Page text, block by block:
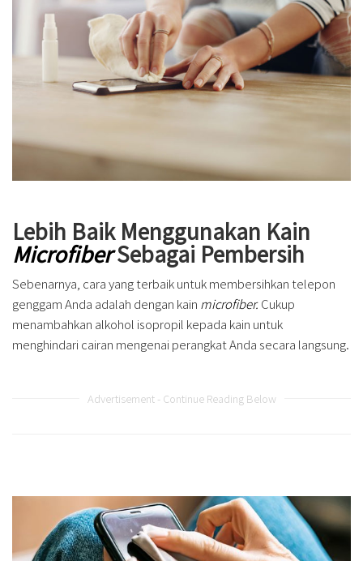
Lebih Baik Menggunakan Kain
MicrofiberSebagai Pembersih
Sebenarnya, cara yang terbaik untuk membersihkan telepon
genggam Anda adalah dengan kain microfiber.Cukup
menambahkan alkohol isopropil kepada kain untuk
menghindari cairan mengenai perangkat Anda secara langsung.
Advertisement - Continue Reading Below